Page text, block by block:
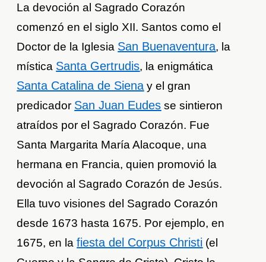
La devoción al Sagrado Corazón
comenzó en el siglo XII. Santos como el
Doctor de la Iglesia San Buenaventura, la
mística Santa Gertrudis, la enigmática
Santa Catalina de Siena y el gran
predicador San Juan Eudes se sintieron
atraídos por el Sagrado Corazón. Fue
Santa Margarita María Alacoque, una
hermana en Francia, quien promovió la
devoción al Sagrado Corazón de Jesús.
Ella tuvo visiones del Sagrado Corazón
desde 1673 hasta 1675. Por ejemplo, en
1675, en lafiesta del Corpus Christi (el